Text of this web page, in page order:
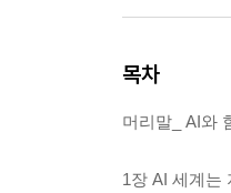
목차
머리말_ AI와
1장 AI 세계는